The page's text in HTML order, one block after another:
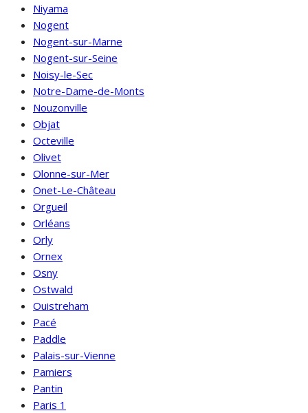
Niyama
Nogent
Nogent-sur-Marne
Nogent-sur-Seine
Noisy-le-Sec
Notre-Dame-de-Monts
Nouzonville
Objat
Octeville
Olivet
Olonne-sur-Mer
Onet-Le-Château
Orgueil
Orléans
Orly
Ornex
Osny
Ostwald
Ouistreham
Pacé
Paddle
Palais-sur-Vienne
Pamiers
Pantin
Paris 1